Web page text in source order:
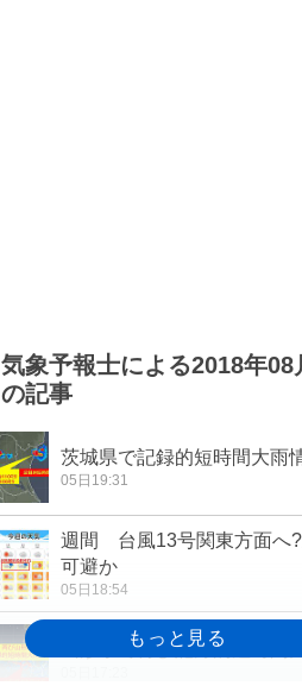
気象予報士による2018年08
の記事
茨城県で記録的短時間大雨
05日19:31
週間 台風13号関東方面へ
可避か
05日18:54
山形県で再び記録的短時間